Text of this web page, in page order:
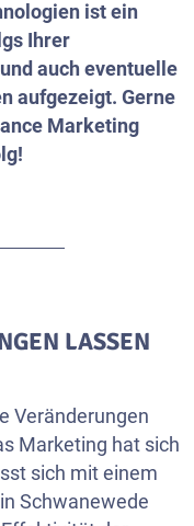
ist ein
Ihrer
auch eventuelle
aufgezeigt. Gerne
Marketing
LASSEN
Veränderungen
Marketing hat sich
sich mit einem
Schwanewede